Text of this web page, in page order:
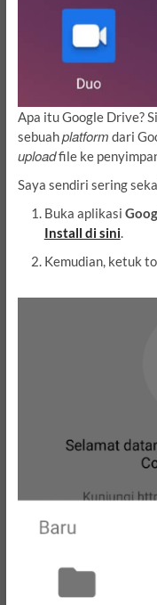
Apa itu Google Drive?
sebuahplatform dari
uploadfile ke
Saya sendiri sering
Buka aplikasi
Install di sini.
Kemudian, ketuk